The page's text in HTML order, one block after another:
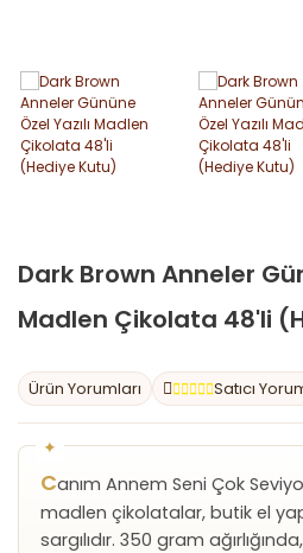
Dark Brown Anneler
Madlen Çikolata 48'li
Ürün Yorumları Satıcı
Canım Annem Seni Çok
madlen çikolatalar, butik el
sargılıdır. 350 gram